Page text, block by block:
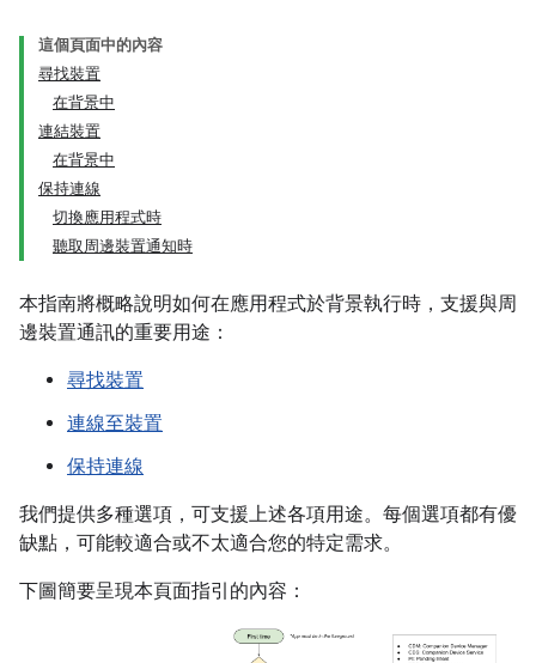
這個頁面中的內容
尋找裝置
在背景中
連結裝置
在背景中
保持連線
切換應用程式時
聽取周邊裝置通知時
本指南將概略說明如何在應用程式於背景執行時，支援與周
邊裝置通訊的重要用途：
尋找裝置
連線至裝置
保持連線
我們提供多種選項，可支援上述各項用途。每個選項都有優
缺點，可能較適合或不太適合您的特定需求。
下圖簡要呈現本頁面指引的內容：